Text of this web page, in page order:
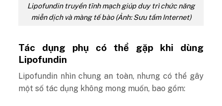
Lipofundin truyền tĩnh mạch giúp duy trì chức năng
miễn dịch và màng tế bào (Ảnh: Sưu tầm Internet)
Tác dụng phụ có thể gặp khi dùng
Lipofundin
Lipofundin nhìn chung an toàn, nhưng có thể gây
một số tác dụng không mong muốn, bao gồm: